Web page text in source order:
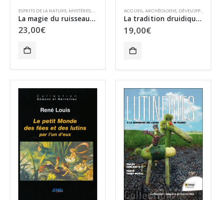
ESPRITS DE LA NATURE, MYSTÈRES, SURVIE ET PARANORMAL
La magie du ruisseau Rencontre avec les hommes cachés
23,00€
ACCUEIL,ARCHÉOLOGIE, DÉVELOPPEMENT PERSONNEL
La tradition druidique Histoire – philosophie et pratique
19,00€